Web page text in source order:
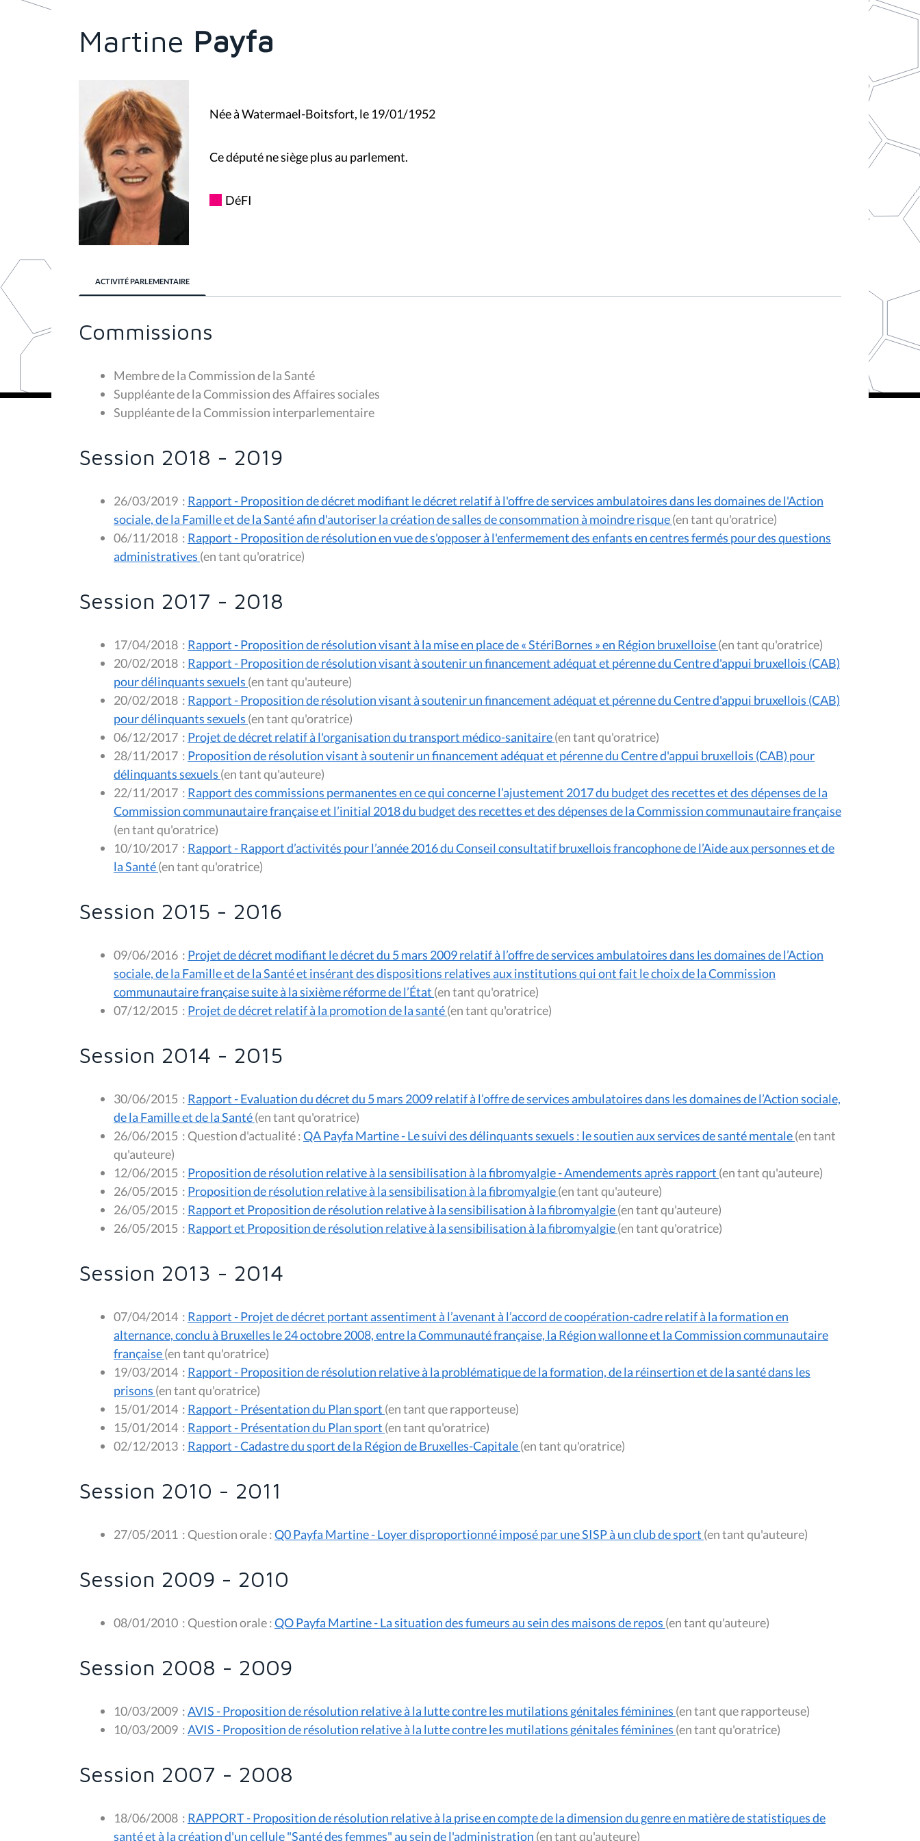
t
sMartine Payfa
Née à Watermael-Boitsfort, le 19/01/1952
Ce député ne siège plus au parlement.
DéFI
ACTIVITÉ PARLEMENTAIRE
Commissions
Membre de la Commission de la Santé
Suppléante de la Commission des Affaires sociales
Suppléante de la Commission interparlementaire
Session 2018 - 2019
26/03/2019 : Rapport - Proposition de décret modifiant le décret relatif à l'offre de services ambulatoires dans les domaines de l'Action
sociale, de la Famille et de la Santé afin d'autoriser la création de salles de consommation à moindre risque
(en tant qu'oratrice)
06/11/2018 : Rapport - Proposition de résolution en vue de s'opposer à l'enfermement des enfants en centres fermés pour des questions
administratives
(en tant qu'oratrice)
Session 2017 - 2018
17/04/2018 : Rapport - Proposition de résolution visant à la mise en place de « StériBornes » en Région bruxelloise
(en tant qu'oratrice)
20/02/2018 : Rapport - Proposition de résolution visant à soutenir un financement adéquat et pérenne du Centre d'appui bruxellois (CAB)
pour délinquants sexuels
(en tant qu'auteure)
20/02/2018 : Rapport - Proposition de résolution visant à soutenir un financement adéquat et pérenne du Centre d'appui bruxellois (CAB)
pour délinquants sexuels
(en tant qu'oratrice)
06/12/2017 : Projet de décret relatif à l'organisation du transport médico-sanitaire
(en tant qu'oratrice)
28/11/2017 : Proposition de résolution visant à soutenir un financement adéquat et pérenne du Centre d'appui bruxellois (CAB) pour
délinquants sexuels
(en tant qu'auteure)
22/11/2017 : Rapport des commissions permanentes en ce qui concerne l’ajustement 2017 du budget des recettes et des dépenses de la
Commission communautaire française et l’initial 2018 du budget des recettes et des dépenses de la Commission communautaire française
(en tant qu'oratrice)
10/10/2017 : Rapport - Rapport d’activités pour l’année 2016 du Conseil consultatif bruxellois francophone de l’Aide aux personnes et de
la Santé
(en tant qu'oratrice)
Session 2015 - 2016
09/06/2016 : Projet de décret modifiant le décret du 5 mars 2009 relatif à l’offre de services ambulatoires dans les domaines de l’Action
sociale, de la Famille et de la Santé et insérant des dispositions relatives aux institutions qui ont fait le choix de la Commission
communautaire française suite à la sixième réforme de l’État
(en tant qu'oratrice)
07/12/2015 : Projet de décret relatif à la promotion de la santé (en tant qu'oratrice)
Session 2014 - 2015
30/06/2015 : Rapport - Evaluation du décret du 5 mars 2009 relatif à l’offre de services ambulatoires dans les domaines de l’Action sociale,
de la Famille et de la Santé
(en tant qu'oratrice)
26/06/2015 : Question d'actualité :QA Payfa Martine - Le suivi des délinquants sexuels : le soutien aux services de santé mentale(en tant
qu'auteure)
12/06/2015 : Proposition de résolution relative à la sensibilisation à la fibromyalgie - Amendements après rapport
(en tant qu'auteure)
26/05/2015 : Proposition de résolution relative à la sensibilisation à la fibromyalgie
(en tant qu'auteure)
26/05/2015 : Rapport et Proposition de résolution relative à la sensibilisation à la fibromyalgie
(en tant qu'auteure)
26/05/2015 : Rapport et Proposition de résolution relative à la sensibilisation à la fibromyalgie (en tant qu'oratrice)
Session 2013 - 2014
07/04/2014 : Rapport - Projet de décret portant assentiment à l’avenant à l’accord de coopération-cadre relatif à la formation en
alternance, conclu à Bruxelles le 24 octobre 2008, entre la Communauté française, la Région wallonne et la Commission communautaire
française
(en tant qu'oratrice)
19/03/2014 : Rapport - Proposition de résolution relative à la problématique de la formation, de la réinsertion et de la santé dans les
prisons
(en tant qu'oratrice)
15/01/2014 : Rapport - Présentation du Plan sport
(en tant que rapporteuse)
15/01/2014 : Rapport - Présentation du Plan sport
(en tant qu'oratrice)
02/12/2013 : Rapport - Cadastre du sport de la Région de Bruxelles-Capitale (en tant qu'oratrice)
Session 2010 - 2011
27/05/2011 : Question orale :Q0 Payfa Martine - Loyer disproportionné imposé par une SISP à un club de sport (en tant qu'auteure)
Session 2009 - 2010
08/01/2010 : Question orale :QO Payfa Martine - La situation des fumeurs au sein des maisons de repos (en tant qu'auteure)
Session 2008 - 2009
10/03/2009 :AVIS - Proposition de résolution relative à la lutte contre les mutilations génitales féminines
(en tant que rapporteuse)
10/03/2009 :AVIS - Proposition de résolution relative à la lutte contre les mutilations génitales féminines (en tant qu'oratrice)
Session 2007 - 2008
18/06/2008 : RAPPORT - Proposition de résolution relative à la prise en compte de la dimension du genre en matière de statistiques de
santé et à la création d'un cellule "Santé des femmes" au sein de l'administration
(en tant qu'auteure)